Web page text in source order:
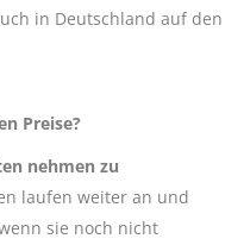
in Deutschland auf den
Preise?
nehmen zu
laufen weiter an und
sie noch nicht